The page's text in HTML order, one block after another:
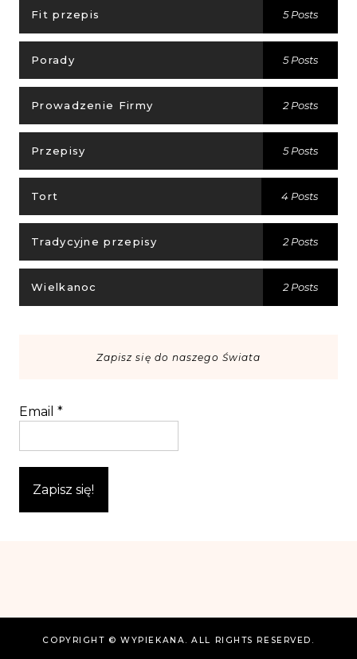
Fit przepis 5 Posts
Porady 5 Posts
Prowadzenie Firmy 2 Posts
Przepisy 5 Posts
Tort 4 Posts
Tradycyjne przepisy 2 Posts
Wielkanoc 2 Posts
Zapisz się do naszego Świata
Email *
COPYRIGHT © WYPIEKANA. ALL RIGHTS RESERVED.